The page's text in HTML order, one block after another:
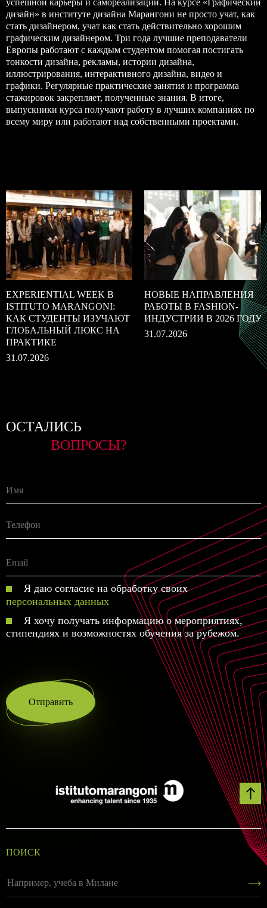
успешной карьеры и самореализации. На курсе «Графический
дизайн» в институте дизайна Марангони не просто учат, как
стать дизайнером, учат как стать действительно хорошим
графическим дизайнером. Три года лучшие преподаватели
Европы работают с каждым студентом помогая постигать
тонкости дизайна, рекламы, истории дизайна,
иллюстрирования, интерактивного дизайна, видео и
графики. Регулярные практические занятия и программа
стажировок закрепляет, полученные знания. В итоге,
выпускники курса получают работу в лучших компаниях по
всему миру или работают над собственными проектами.
EXPERIENTIAL WEEK В
ISTITUTO MARANGONI:
КАК СТУДЕНТЫ ИЗУЧАЮТ
ГЛОБАЛЬНЫЙ ЛЮКС НА
ПРАКТИКЕ
31.07.2026
НОВЫЕ НАПРАВЛЕНИЯ
РАБОТЫ В FASHION-
ИНДУСТРИИ В 2026 ГОДУ
31.07.2026
ОСТАЛИСЬ
ВОПРОСЫ?
Я даю согласие на обработку своих
персональных данных
Я хочу получать информацию о мероприятиях,
стипендиях и возможностях обучения за рубежом.
Отправить
ПОИСК